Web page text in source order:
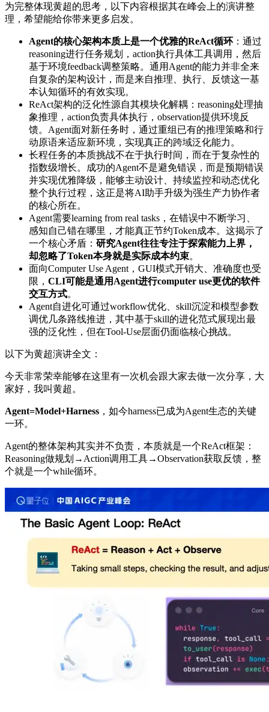
为完整体现黄超的思考，以下内容根据其在峰会上的演讲整
理，希望能给你带来更多启发。
Agent的核心架构本质上是一个优雅的ReAct循环 ：通过
reasoning进行任务规划，action执行具体工具调用，然后
基于环境feedback调整策略。通用Agent的能力并非全来
自复杂的架构设计，而是来自推理、执行、反馈这一基
本认知循环的有效实现。
ReAct架构的泛化性源自其模块化解耦：reasoning处理抽
象推理，action负责具体执行，observation提供环境反
馈。Agent面对新任务时，通过重组已有的推理策略和行
动原语来适应新环境，实现真正的跨域泛化能力。
长程任务的本质挑战不在于执行时间，而在于复杂性的
指数级增长。成功的Agent不是避免错误，而是预期错误
并实现优雅降级，能够主动设计、持续监控和动态优化
整个执行过程，这正是将AI助手升级为强生产力协作者
的核心所在。
Agent需要learning from real tasks，在错误中不断学习、
感知自己错在哪里，才能真正节约Token成本。这揭示了
一个核心矛盾： 研究Agent往往专注于探索能力上界，
却忽略了Token本身就是实际成本约束。
面向Computer Use Agent，GUI模式开销大、准确度也受
限， CLI可能是通用Agent进行computer use更优的软件
交互方式。
Agent自进化可通过workflow优化、skill沉淀和模型参数
调优几条路线推进，其中基于skill的进化范式展现出最
强的泛化性，但在Tool-Use层面仍面临核心挑战。
以下为黄超演讲全文：
今天非常荣幸能够在这里有一次机会跟大家去做一次分享，大
家好，我叫黄超。
Agent=Model+Harness ，如今harness已成为Agent生态的关键
一环。
Agent的整体架构其实并不负责，本质就是一个ReAct框架：
Reasoning做规划→Action调用工具→Observation获取反馈，整
个就是一个while循环。